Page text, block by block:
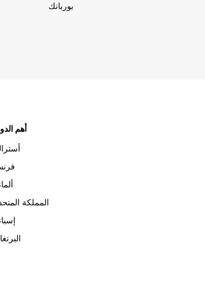
بوربانك
أهم
المملكة